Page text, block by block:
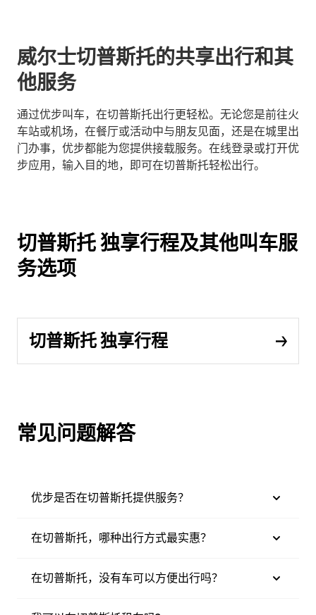
威尔士切普斯托的共享出行和其
他服务
通过优步叫车，在切普斯托出行更轻松。无论您是前往火
车站或机场，在餐厅或活动中与朋友见面，还是在城里出
门办事，优步都能为您提供接载服务。在线登录或打开优
步应用，输入目的地，即可在切普斯托轻松出行。
切普斯托 独享行程及其他叫车服
务选项
切普斯托 独享行程
常见问题解答
优步是否在切普斯托提供服务？
在切普斯托，哪种出行方式最实惠？
在切普斯托，没有车可以方便出行吗？